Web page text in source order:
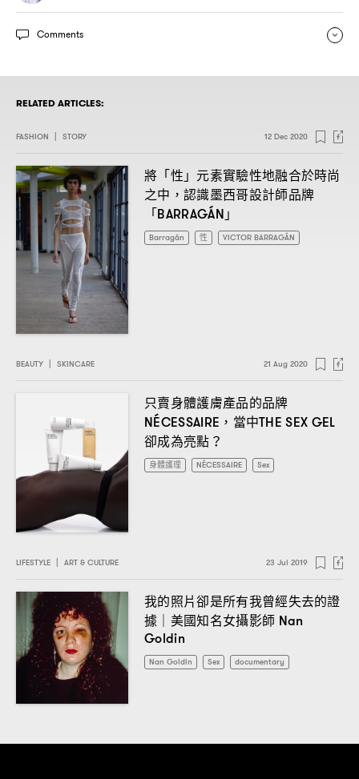
Comments
RELATED ARTICLES:
FASHION | STORY 12 Dec 2020
將「性」元素實驗性地融合於時尚
之中 ， 認識墨西哥設計師品牌
「BARRAGÁN 」
Barragán 性 VICTOR BARRAGÁN
BEAUTY | SKINCARE 21 Aug 2020
只賣身體護膚產品的品牌
NÉCESSAIRE， 當中THE SEX GEL
卻成為亮點 ？
身體護理 NÉCESSAIRE Sex
LIFESTYLE ART & CULTURE 23 Jul 2019
我的照片卻是所有我曾經失去的證
據
美國知名女攝影師 Nan
Goldin
Nan Goldin Sex documentary